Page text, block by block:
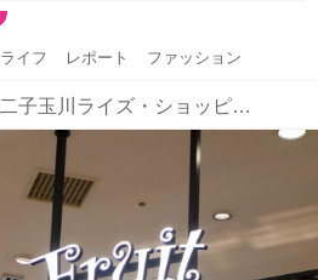
ライフ レポート ファッション
二子玉川ライズ・ショッピングセンター開業以来、最大規模のリニューアル！注目は待望のビューティーゾーン